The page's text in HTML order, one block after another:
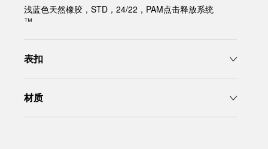
浅蓝色天然橡胶，STD，24/22，PAM点击释放系统
™
表扣
材质